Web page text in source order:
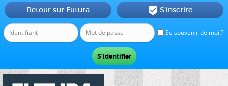
Se souvenir de moi ?
Retour sur Futura  S'inscrire